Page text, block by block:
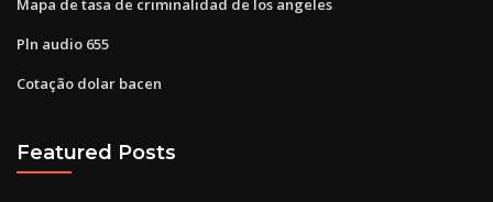
Mapa de tasa de criminalidad de los angeles
Pln audio 655
Cotação dolar bacen
Featured Posts